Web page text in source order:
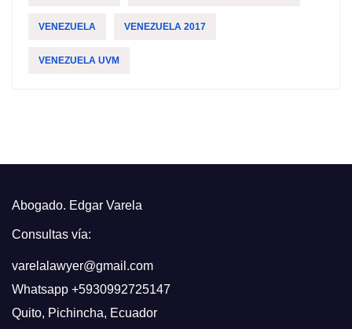
VENEZUELA VENEZUELA 2017
VENEZUELA UVM
Abogado. Edgar Varela
Consultas vía:
varelalawyer@gmail.com
Whatsapp +5930992725147
Quito, Pichincha, Ecuador